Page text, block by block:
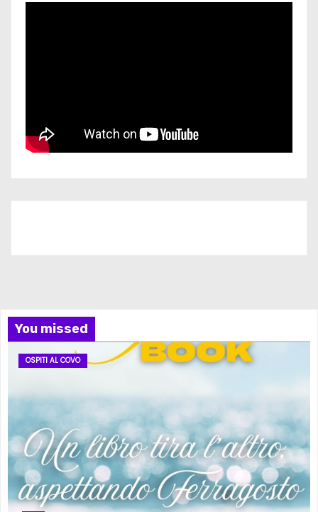
You missed
OSPITI AL COVO